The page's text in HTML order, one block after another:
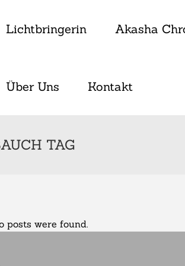
Lichtbringerin Akasha
Über Uns Kontakt
TAG
posts were found.